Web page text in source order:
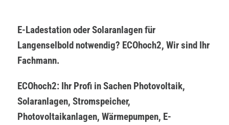
E-Ladestation oder Solaranlagen für
Langenselbold notwendig? ECOhoch2, Wir sind Ihr
Fachmann.
ECOhoch2: Ihr Profi in Sachen Photovoltaik,
Solaranlagen, Stromspeicher,
Photovoltaikanlagen, Wärmepumpen, E-